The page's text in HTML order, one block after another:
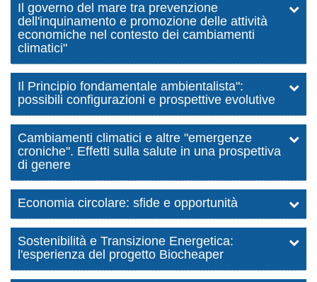
Il governo del mare tra prevenzione
dell'inquinamento e promozione delle attività
economiche nel contesto dei cambiamenti
climatici"
Il Principio fondamentale ambientalista":
possibili configurazioni e prospettive evolutive
Cambiamenti climatici e altre "emergenze
croniche". Effetti sulla salute in una prospettiva
di genere
Economia circolare: sfide e opportunità
Sostenibilità e Transizione Energetica:
l'esperienza del progetto Biocheaper